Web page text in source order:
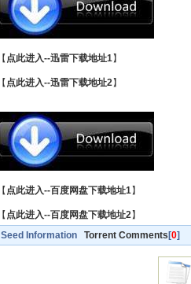
【 点此进入--迅雷下载地址1】
【 点此进入--迅雷下载地址2】
【 点此进入--百度网盘下载地址1】
【 点此进入--百度网盘下载地址2】
Seed Information Torrent Comments [0]